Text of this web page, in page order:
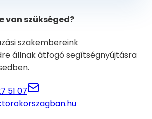
van szükséged?
szakembereink
állnak átfogó segítségnyújtásra
51 07